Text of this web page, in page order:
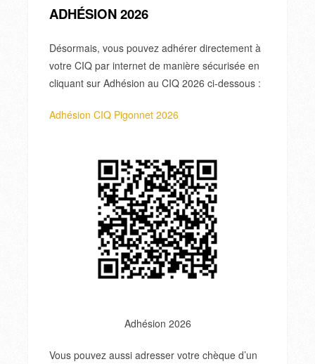
ADHÉSION 2026
Désormais, vous pouvez adhérer directement à
votre CIQ par internet de manière sécurisée en
cliquant sur Adhésion au CIQ 2026 ci-dessous :
Adhésion CIQ Pigonnet 2026
Adhésion 2026
Vous pouvez aussi adresser votre chèque d’un